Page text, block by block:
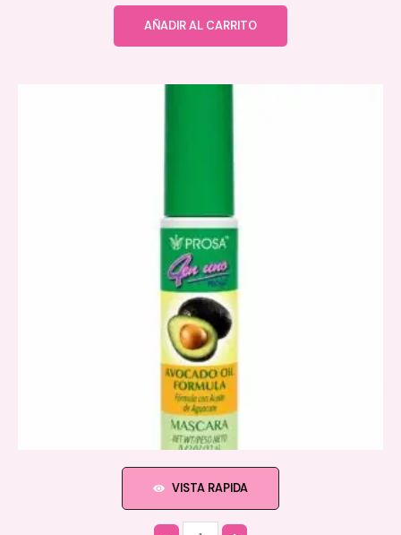
AÑADIR AL CARRITO
VISTA RAPIDA
Quantity